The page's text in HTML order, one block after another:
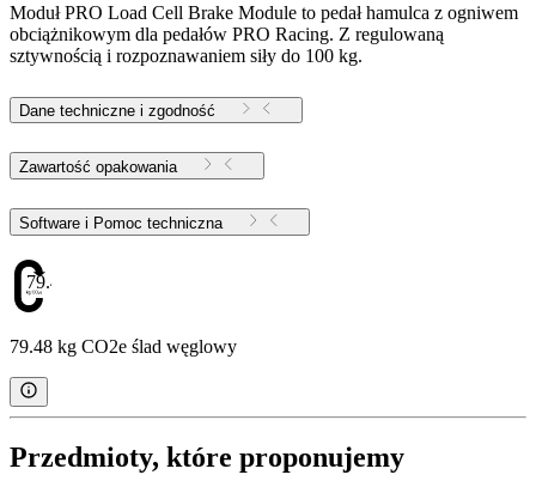
Moduł PRO Load Cell Brake Module to pedał hamulca z ogniwem
obciążnikowym dla pedałów PRO Racing. Z regulowaną
sztywnością i rozpoznawaniem siły do 100 kg.
Dane techniczne i zgodność
Zawartość opakowania
Software i Pomoc techniczna
79.48
79.48 kg CO2e ślad węglowy
Przedmioty, które proponujemy